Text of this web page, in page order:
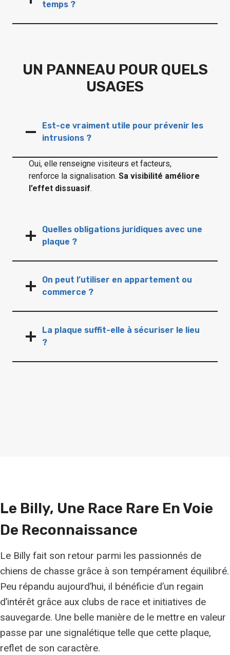
temps ?
UN PANNEAU POUR QUELS
USAGES
Est-ce vraiment utile pour prévenir les
intrusions ?
Oui, elle renseigne visiteurs et facteurs,
renforce la signalisation. Sa visibilité améliore
l’effet dissuasif.
Quelles obligations juridiques avec une
plaque ?
On peut l’utiliser en appartement ou
commerce ?
La plaque suffit-elle à sécuriser le lieu
?
Le Billy, Une Race Rare En Voie
De Reconnaissance
Le Billy fait son retour parmi les passionnés de
chiens de chasse grâce à son tempérament équilibré.
Peu répandu aujourd’hui, il bénéficie d’un regain
d’intérêt grâce aux clubs de race et initiatives de
sauvegarde. Une belle manière de le mettre en valeur
passe par une signalétique telle que cette plaque,
reflet de son caractère.